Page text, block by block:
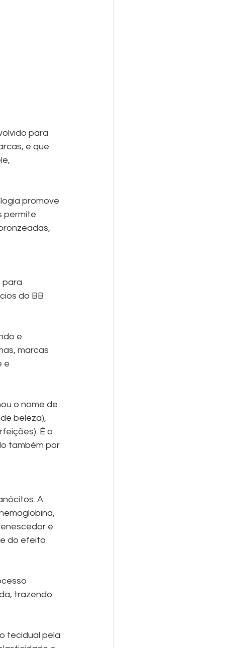
para
e que
promove
permite
para
do BB
e
marcas
e
o nome de
beleza),
É o
também por
A
e
do efeito
trazendo
tecidual pela